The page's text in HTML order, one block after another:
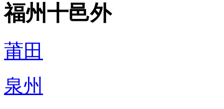
福州十邑外
莆田
泉州